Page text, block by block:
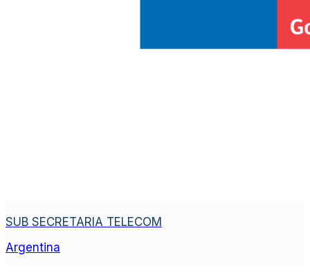
SUB SECRETARIA TELECOM
Argentina